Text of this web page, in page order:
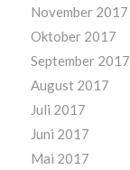
November 2017
Oktober 2017
September 2017
August 2017
Juli 2017
Juni 2017
Mai 2017